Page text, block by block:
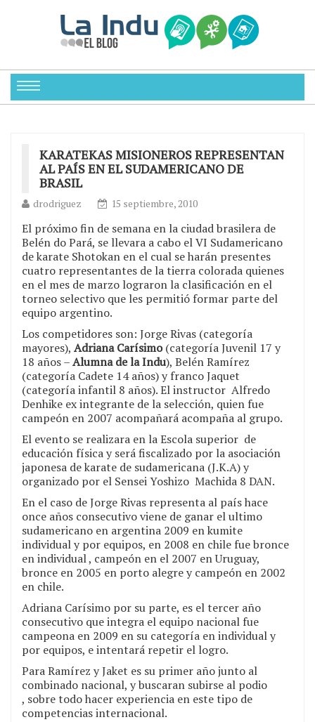
KARATEKAS MISIONEROS REPRESENTAN
AL PAÍS EN EL SUDAMERICANO DE
BRASIL
drodriguez 15 septiembre, 2010
El próximo fin de semana en la ciudad brasilera de
Belén do Pará, se llevara a cabo el VI Sudamericano
de karate Shotokan en el cual se harán presentes
cuatro representantes de la tierra colorada quienes
en el mes de marzo lograron la clasificación en el
torneo selectivo que les permitió formar parte del
equipo argentino.
Los competidores son: Jorge Rivas (categoría
mayores), Adriana Carísimo(categoría Juvenil 17 y
18 años –Alumna de la Indu), Belén Ramírez
(categoría Cadete 14 años) y franco Jaquet
(categoría infantil 8 años). El instructor Alfredo
Denhike ex integrante de la selección, quien fue
campeón en 2007 acompañará acompaña al grupo.
El evento se realizara en la Escola superior de
educación física y será fiscalizado por la asociación
japonesa de karate de sudamericana (J.K.A) y
organizado por el Sensei Yoshizo Machida 8 DAN.
En el caso de Jorge Rivas representa al país hace
once años consecutivo viene de ganar el ultimo
sudamericano en argentina 2009 en kumite
individual y por equipos, en 2008 en chile fue bronce
en individual , campeón en el 2007 en Uruguay,
bronce en 2005 en porto alegre y campeón en 2002
en chile.
Adriana Carísimo por su parte, es el tercer año
consecutivo que integra el equipo nacional fue
campeona en 2009 en su categoría en individual y
por equipos, e intentará repetir el logro.
Para Ramírez y Jaket es su primer año junto al
combinado nacional, y buscaran subirse al podio
, sobre todo hacer experiencia en este tipo de
competencias internacional.